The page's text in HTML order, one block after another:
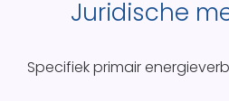
Juridische
Specifiek primair